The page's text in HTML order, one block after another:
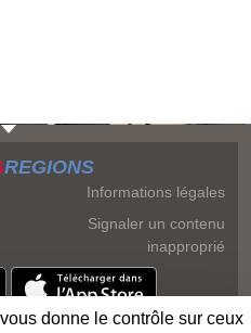
REGIONS
Informations légales
Signaler un contenu
inapproprié
donne le contrôle sur ceux